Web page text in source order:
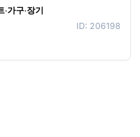
·가구·장기
ID: 206198